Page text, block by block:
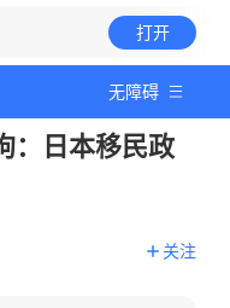
打开
无障碍
：日本移民政
关注